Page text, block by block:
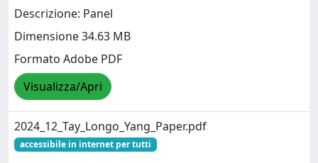
Descrizione: Panel
Dimensione 34.63 MB
Formato Adobe PDF
Visualizza/Apri
2024_12_Tay_Longo_Yang_Paper.pdf
accessibile in internet per tutti